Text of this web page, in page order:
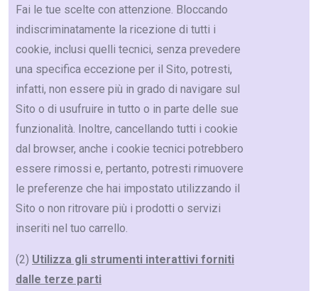
Fai le tue scelte con attenzione. Bloccando
indiscriminatamente la ricezione di tutti i
cookie, inclusi quelli tecnici, senza prevedere
una specifica eccezione per il Sito, potresti,
infatti, non essere più in grado di navigare sul
Sito o di usufruire in tutto o in parte delle sue
funzionalità. Inoltre, cancellando tutti i cookie
dal browser, anche i cookie tecnici potrebbero
essere rimossi e, pertanto, potresti rimuovere
le preferenze che hai impostato utilizzando il
Sito o non ritrovare più i prodotti o servizi
inseriti nel tuo carrello.
(2) Utilizza gli strumenti interattivi forniti
dalle terze parti